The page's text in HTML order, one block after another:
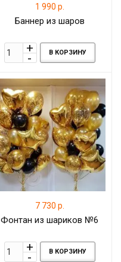
1 990 р.
Баннер из шаров
В КОРЗИНУ
7 730 р.
Фонтан из шариков №6
В КОРЗИНУ